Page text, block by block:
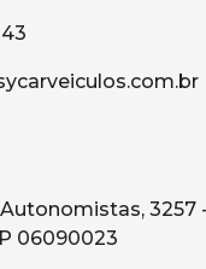
3257
06090023